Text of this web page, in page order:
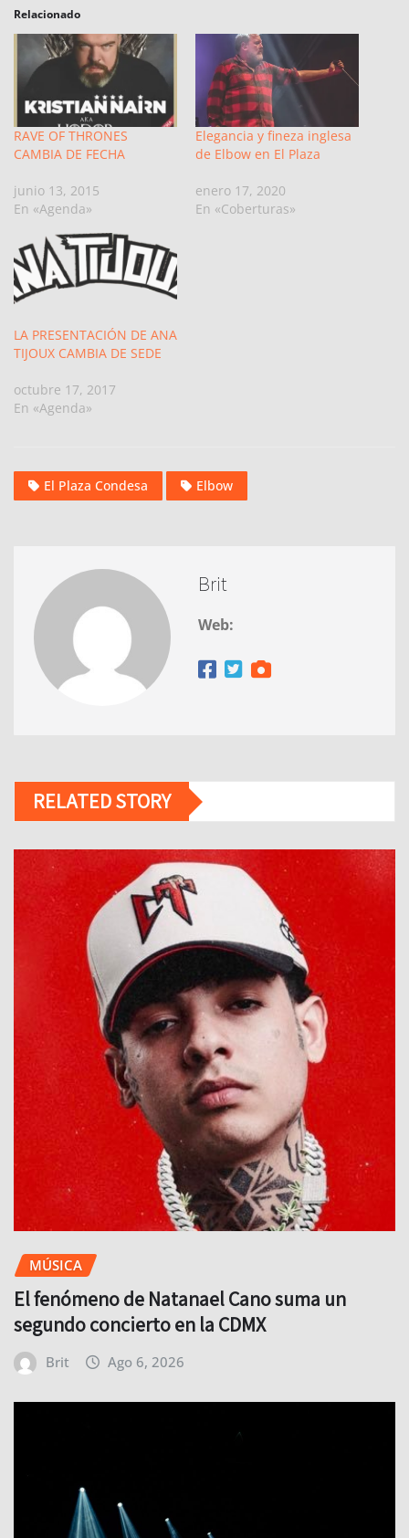
Relacionado
RAVE OF THRONES
CAMBIA DE FECHA
junio 13, 2015
En «Agenda»
Elegancia y fineza inglesa
de Elbow en El Plaza
enero 17, 2020
En «Coberturas»
LA PRESENTACIÓN DE ANA
TIJOUX CAMBIA DE SEDE
octubre 17, 2017
En «Agenda»
El Plaza Condesa Elbow
Brit
Web:
RELATED STORY
MÚSICA
El fenómeno de Natanael Cano suma un
segundo concierto en la CDMX
Brit Ago 6, 2026